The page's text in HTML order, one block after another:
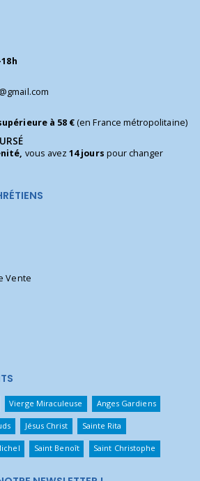
à 58 €(en France métropolitaine)
vous avez14 jours pour changer
Vente
Vierge Miraculeuse Anges Gardiens
Jésus Christ Sainte Rita
Saint Benoît Saint Christophe